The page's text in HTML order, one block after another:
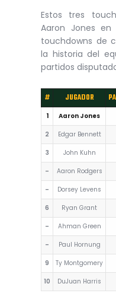
Estos tres
Aaron Jones
touchdowns de
la historia del
partidos
# JUGADOR
1 Aaron Jones
2 Edgar Bennett
3 John Kuhn
– Aaron Rodgers
– Dorsey Levens
6 Ryan Grant
– Ahman Green
– Paul Hornung
9 Ty Montgomery
10 DuJuan Harris